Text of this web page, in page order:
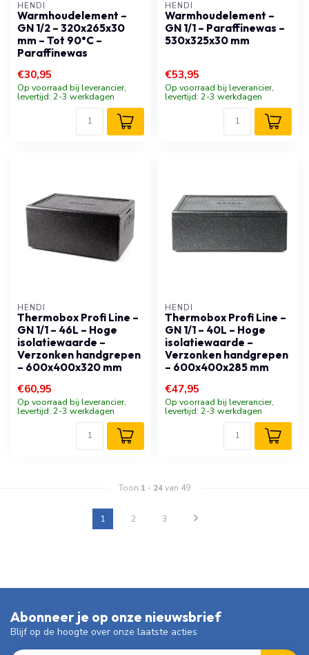
HENDI
Warmhoudelement –
GN 1/2 – 320x265x30
mm – Tot 90°C –
Paraffinewas
€30,95
Op voorraad bij leverancier,
levertijd: 2-3 werkdagen
HENDI
Warmhoudelement –
GN 1/1 – Paraffinewas –
530x325x30 mm
€53,95
Op voorraad bij leverancier,
levertijd: 2-3 werkdagen
HENDI
Thermobox Profi Line –
GN 1/1 – 46L – Hoge
isolatiewaarde –
Verzonken handgrepen
– 600x400x320 mm
€60,95
Op voorraad bij leverancier,
levertijd: 2-3 werkdagen
HENDI
Thermobox Profi Line –
GN 1/1 – 40L – Hoge
isolatiewaarde –
Verzonken handgrepen
– 600x400x285 mm
€47,95
Op voorraad bij leverancier,
levertijd: 2-3 werkdagen
Toon 1 - 24van 49
1 2 3
Abonneer je op onze nieuwsbrief
Blijf op de hoogte over onze laatste acties